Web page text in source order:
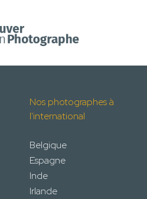
Nos photographes à
l'international
Belgique
Espagne
Inde
Irlande